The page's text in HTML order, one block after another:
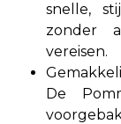
snelle,
zonder
vereisen.
De